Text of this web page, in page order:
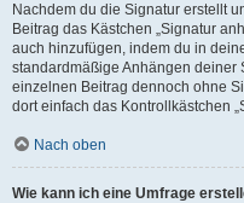
Nachdem du die Signatur erstellt
Beitrag das Kästchen „Signatur
auch hinzufügen, indem du in
standardmäßige Anhängen deiner
einzelnen Beitrag dennoch ohne
dort einfach das Kontrollkästchen
Nach oben
Wie kann ich eine Umfrage